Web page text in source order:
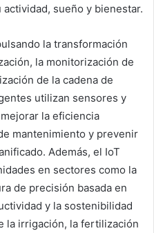
sueño y bienestar.
la transformación
la monitorización de
de la cadena de
utilizan sensores y
la eficiencia
mantenimiento y prevenir
Además, el IoT
en sectores como la
de precisión basada en
y la sostenibilidad
la irrigación, la fertilización